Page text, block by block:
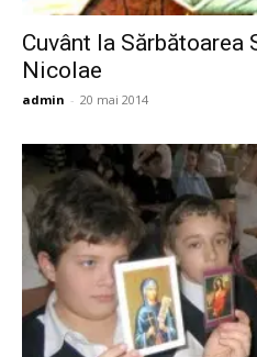
Cuvânt la Sărbătoarea
Nicolae
admin - 20 mai 2014